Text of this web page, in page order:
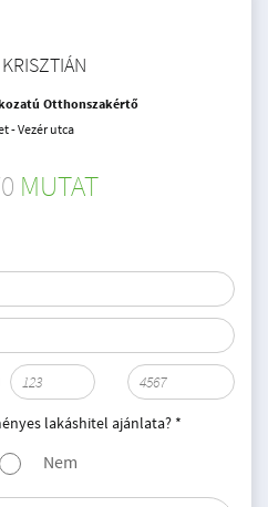
Otthonszakértő
- Vezér utca
MUTAT
lakáshitel ajánlata? *
Nem